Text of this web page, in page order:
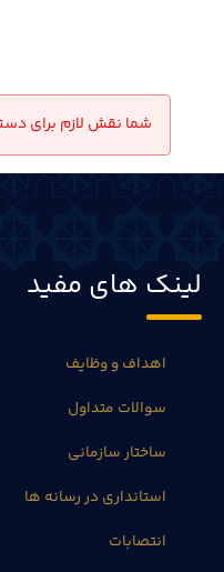
شما نقش لازم برای
لینک های مفید
اهداف و وظایف
سوالات متداول
ساختار سازمانی
استانداری در رسانه ها
انتصابات